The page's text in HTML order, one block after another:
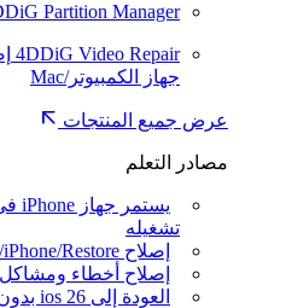
Partition Manager
4DDiG Video Repair
جهاز الكمبيوتر/Mac
عرض جميع المنتجات
مصادر التعلم
تشغيله
إصلاح Support Apple Com/iPhone/Restore
إصلاح أخطاء ومشاكل iOS 27
العودة إلى ios 26 بدون iTunes